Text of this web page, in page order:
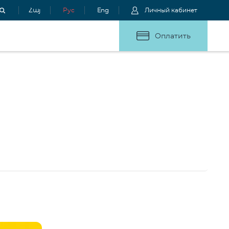
Հայ Рус Eng Личный кабинет
Оплатить